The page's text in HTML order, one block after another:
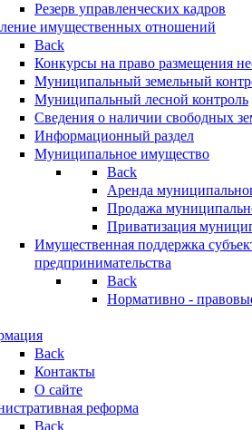
Резерв управленческих кадров
имущественных отношений
Back
Конкурсы на право размещения
Муниципальный земельный
Муниципальный лесной контроль
Сведения о наличии свободных
Информационный раздел
Муниципальное имущество
Back
Аренда
Продажа
Приватизация
Имущественная поддержка
предпринимательства
Back
Нормативно -
Back
Контакты
О сайте
реформа
Back